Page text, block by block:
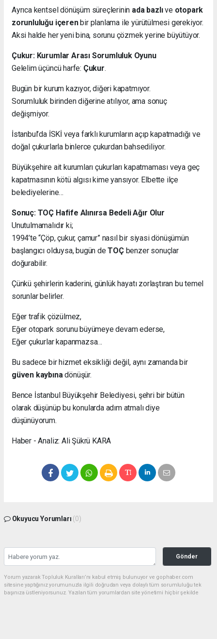
Ayrıca kentsel dönüşüm süreçlerinin ada bazlıve otopark
zorunluluğu içerenbir planlama ile yürütülmesi gerekiyor.
Aksi halde her yeni bina, sorunu çözmek yerine büyütüyor.
Çukur: Kurumlar Arası Sorumluluk Oyunu
Gelelim üçüncü harfe: Çukur.
Bugün bir kurum kazıyor, diğeri kapatmıyor.
Sorumluluk birinden diğerine atılıyor, ama sonuç
değişmiyor.
İstanbul’da İSKİ veya farklı kurumların açıp kapatmadığı ve
doğal çukurlarla binlerce çukurdan bahsediliyor.
Büyükşehire ait kurumları çukurları kapatmaması veya geç
kapatmasının kötü algısı kime yansıyor. Elbette ilçe
belediyelerine…
Sonuç: TOÇ Hafife Alınırsa Bedeli Ağır Olur
Unutulmamalıdır ki;
1994’te “Çöp, çukur, çamur” nasıl bir siyasi dönüşümün
başlangıcı olduysa, bugün deTOÇbenzer sonuçlar
doğurabilir.
Çünkü şehirlerin kaderini, günlük hayatı zorlaştıran bu temel
sorunlar belirler.
Eğer trafik çözülmez,
Eğer otopark sorunu büyümeye devam ederse,
Eğer çukurlar kapanmazsa…
Bu sadece bir hizmet eksikliği değil, aynı zamanda bir
güven kaybınadönüşür.
Bence İstanbul Büyükşehir Belediyesi, şehri bir bütün
olarak düşünüp bu konularda adım atmalı diye
düşünüyorum.
Haber - Analiz: Ali Şükrü KARA
Okuyucu Yorumları (0)
Gönder
Yorum yazarak Topluluk Kuralları’nı kabul etmiş bulunuyor ve gophaber.com
sitesine yaptığınız yorumunuzla ilgili doğrudan veya dolaylı tüm sorumluluğu tek
başınıza üstleniyorsunuz. Yazılan tüm yorumlardan site yönetimi hiçbir şekilde